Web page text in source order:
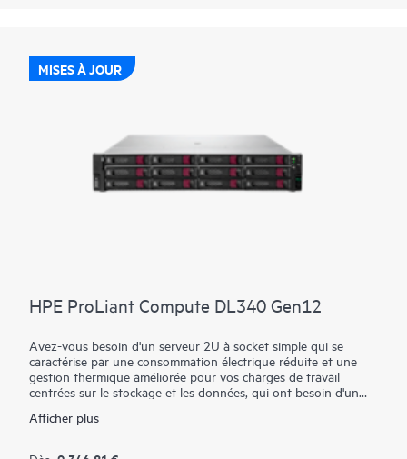
MISES À JOUR
HPE ProLiant Compute DL340 Gen12
Avez-vous besoin d'un serveur 2U à socket simple qui se
caractérise par une consommation électrique réduite et une
gestion thermique améliorée pour vos charges de travail
centrées sur le stockage et les données, qui ont besoin d'un
modèle 2U mono-processeur, qui offre trois châssis CTO
Afficher plus